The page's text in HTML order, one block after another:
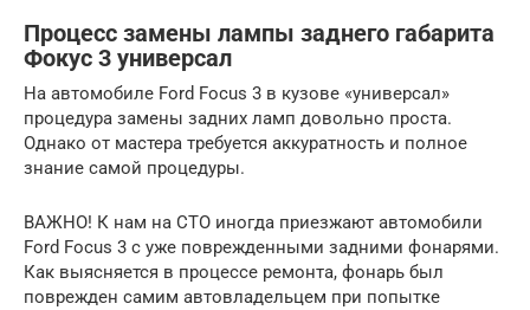
Процесс замены лампы заднего габарита
Фокус 3 универсал
На автомобиле Ford Focus 3 в кузове «универсал»
процедура замены задних ламп довольно проста.
Однако от мастера требуется аккуратность и полное
знание самой процедуры.
ВАЖНО! К нам на СТО иногда приезжают автомобили
Ford Focus 3 с уже поврежденными задними фонарями.
Как выясняется в процессе ремонта, фонарь был
поврежден самим автовладельцем при попытке